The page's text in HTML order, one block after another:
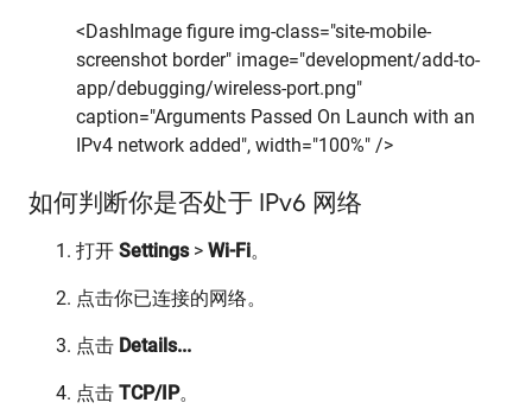
<DashImage figure img-class="site-mobile-
screenshot border" image="development/add-to-
app/debugging/wireless-port.png"
caption="Arguments Passed On Launch with an
IPv4 network added", width="100%" />
如何判断你是否处于 IPv6 网络
打开 Settings > Wi-Fi。
点击你已连接的网络。
点击 Details...
点击 TCP/IP。